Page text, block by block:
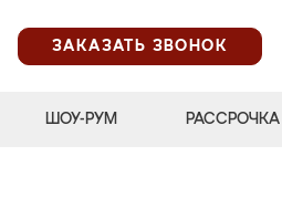
ЗАКАЗАТЬ ЗВОНОК
ШОУ-РУМ РАССРОЧКА